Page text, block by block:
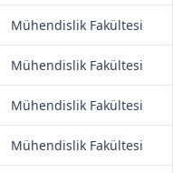
Mühendislik Fakültesi
Mühendislik Fakültesi
Mühendislik Fakültesi
Mühendislik Fakültesi